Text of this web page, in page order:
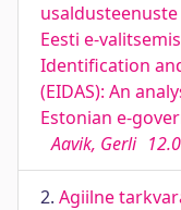
usaldusteenuste
Eesti e-
Identification
(EIDAS): An
Estonian e-
Aavik, Gerli
2. Agiilne